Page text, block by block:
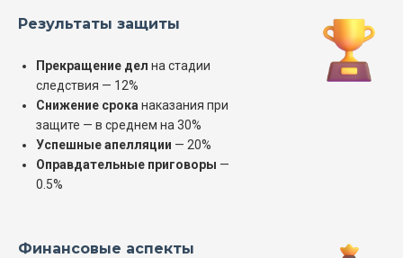
Результаты защиты
Прекращение дел на стадии
следствия — 12%
Снижение срока наказания при
защите — в среднем на 30%
Успешные апелляции — 20%
Оправдательные приговоры —
0.5%
Финансовые аспекты